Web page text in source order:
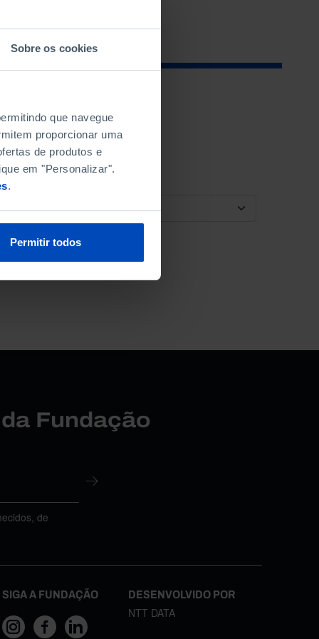
Sobre os cookies
que navegue
proporcionar uma
de produtos e
em "Personalizar".
.
Permitir todos
ORDENAR POR
Fundação
de
SIGA A FUNDAÇÃO DESENVOLVIDO POR
NTT DATA